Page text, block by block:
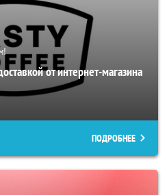
от интернет-магазина
ПОДРОБНЕЕ